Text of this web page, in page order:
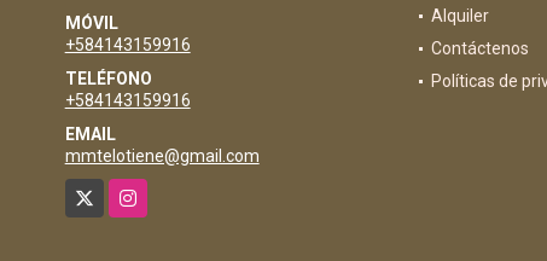
MÓVIL
+584143159916
TELÉFONO
+584143159916
EMAIL
mmtelotiene@gmail.com
Instagram
Alquiler
Contáctenos
Políticas de